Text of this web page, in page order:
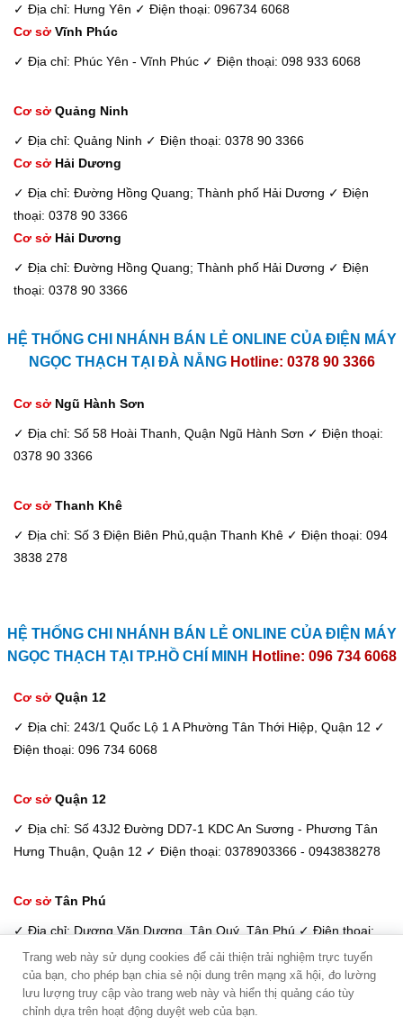
✓ Địa chỉ: Hưng Yên ✓ Điện thoại: 096734 6068
Cơ sở Vĩnh Phúc
✓ Địa chỉ: Phúc Yên - Vĩnh Phúc ✓ Điện thoại: 098 933 6068
Cơ sở Quảng Ninh
✓ Địa chỉ: Quảng Ninh ✓ Điện thoại: 0378 90 3366
Cơ sở Hải Dương
✓ Địa chỉ: Đường Hồng Quang; Thành phố Hải Dương ✓ Điện
thoại: 0378 90 3366
Cơ sở Hải Dương
✓ Địa chỉ: Đường Hồng Quang; Thành phố Hải Dương ✓ Điện
thoại: 0378 90 3366
HỆ THỐNG CHI NHÁNH BÁN LẺ ONLINE CỦA ĐIỆN MÁY
NGỌC THẠCH TẠI ĐÀ NẴNG Hotline: 0378 90 3366
Cơ sở Ngũ Hành Sơn
✓ Địa chỉ: Số 58 Hoài Thanh, Quận Ngũ Hành Sơn ✓ Điện thoại:
0378 90 3366
Cơ sở Thanh Khê
✓ Địa chỉ: Số 3 Điện Biên Phủ,quận Thanh Khê ✓ Điện thoại: 094
3838 278
HỆ THỐNG CHI NHÁNH BÁN LẺ ONLINE CỦA ĐIỆN MÁY
NGỌC THẠCH TẠI TP.HỒ CHÍ MINH Hotline: 096 734 6068
Cơ sở Quận 12
✓ Địa chỉ: 243/1 Quốc Lộ 1 A Phường Tân Thới Hiệp, Quận 12 ✓
Điện thoại: 096 734 6068
Cơ sở Quận 12
✓ Địa chỉ: Số 43J2 Đường DD7-1 KDC An Sương - Phương Tân
Hưng Thuận, Quận 12 ✓ Điện thoại: 0378903366 - 0943838278
Cơ sở Tân Phú
✓ Địa chỉ: Dương Văn Dương, Tân Quý, Tân Phú✓ Điện thoại:
098 933 6068 / 033 885 6600
Điện máy Ngọc Thạch -Copyright © 2026
Trang web này sử dụng cookies để cải thiện trải nghiệm trực tuyến
của bạn, cho phép bạn chia sẻ nội dung trên mạng xã hội, đo lường
lưu lượng truy cập vào trang web này và hiển thị quảng cáo tùy
chỉnh dựa trên hoạt động duyệt web của bạn.
Kim Dung - Tư vấn viên
Hotline: 094 3838 278